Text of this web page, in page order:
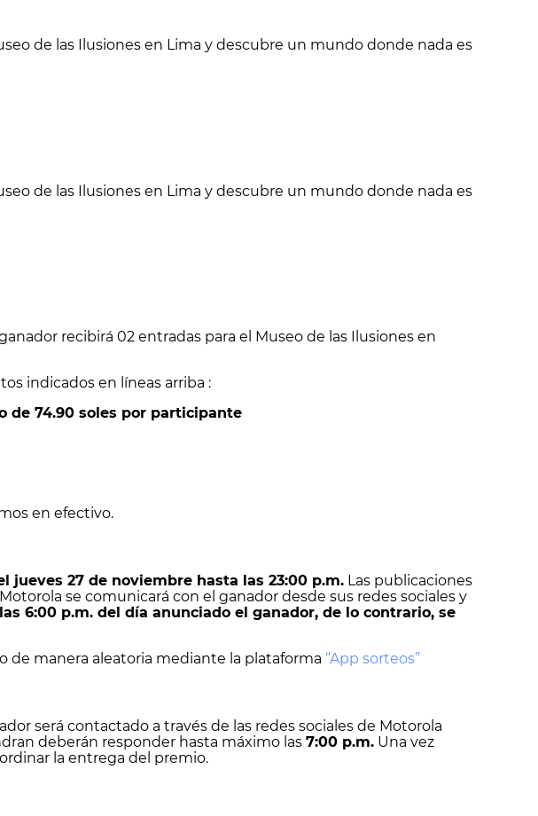
de las Ilusiones en Lima y descubre un mundo donde nada es
de las Ilusiones en Lima y descubre un mundo donde nada es
recibirá 02 entradas para el Museo de las Ilusiones en
indicados en líneas arriba :
de 74.90 soles por participante
en efectivo.
jueves 27 de noviembre hasta las 23:00 p.m. Las publicaciones
se comunicará con el ganador desde sus redes sociales y
6:00 p.m. del día anunciado el ganador, de lo contrario, se
de manera aleatoria mediante la plataforma “App sorteos”
será contactado a través de las redes sociales de Motorola
deberán responder hasta máximo las 7:00 p.m. Una vez
la entrega del premio.